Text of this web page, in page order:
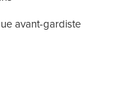
avant-gardiste